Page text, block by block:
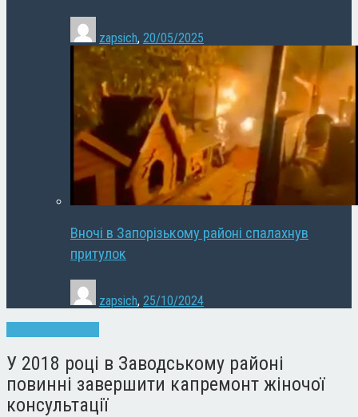
zapsich, 20/05/2025
Вночі в Запорізькому районі спалахнув
притулок
zapsich, 25/10/2024
У 2018 році в Заводському районі
повинні завершити капремонт жіночої
консультації